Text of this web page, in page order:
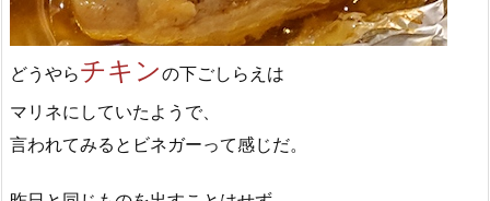
どうやらチキンの下ごしらえは
マリネにしていたようで、
言われてみるとビネガーって感じだ。